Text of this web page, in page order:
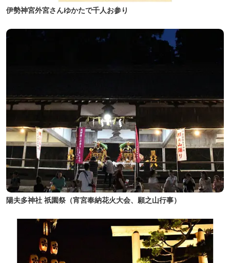
伊勢神宮外宮さんゆかたで千人お参り
陽夫多神社 祇園祭（宵宮奉納花火大会、願之山行事）